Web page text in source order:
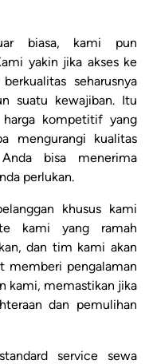
biasa, kami pun
yakin jika akses ke
seharusnya
suatu kewajiban. Itu
kompetitif yang
mengurangi kualitas
bisa menerima
perlukan.
khusus kami
kami yang ramah
dan tim kami akan
memberi pengalaman
kami, memastikan jika
dan pemulihan
service sewa